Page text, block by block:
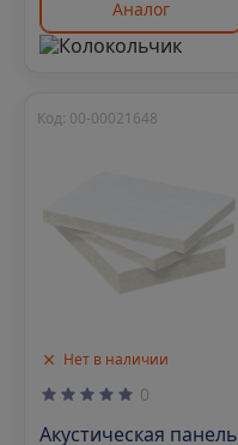
Аналог
Нет в наличии
Код: 00-00021648
0
Акустическая панель